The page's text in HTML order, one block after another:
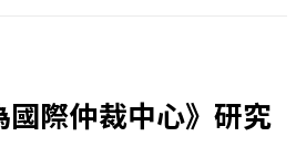
國際仲裁中心》研究